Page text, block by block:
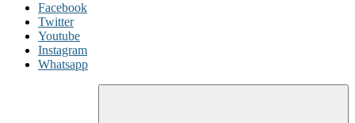
Facebook
Twitter
Youtube
Instagram
Whatsapp